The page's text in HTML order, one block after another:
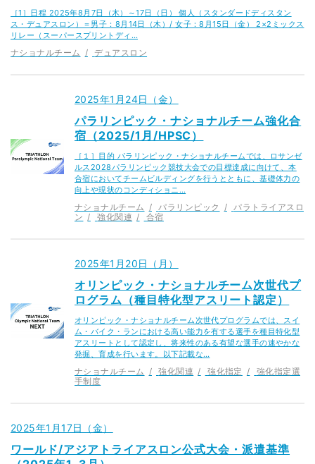
［1］日程 2025年8月7日（木）～17日（日） 個人（スタンダードディスタン
ス・デュアスロン）＝男子：8月14日（木）/ 女子：8月15日（金） 2×2ミックス
リレー（スーパースプリントディ…
ナショナルチーム デュアスロン
2025年1月24日（金）
パラリンピック・ナショナルチーム強化合
宿（2025/1月/HPSC）
［１］目的 パラリンピック・ナショナルチームでは、ロサンゼ
ルス2028パラリンピック競技大会での目標達成に向けて、本
合宿においてチームビルディングを行うとともに、基礎体力の
向上や現状のコンディショニ…
ナショナルチーム パラリンピック
パラトライアスロ
ン
強化関連 合宿
2025年1月20日（月）
オリンピック・ナショナルチーム次世代プ
ログラム（種目特化型アスリート認定）
オリンピック・ナショナルチーム次世代プログラムでは、スイ
ム・バイク・ランにおける高い能力を有する選手を種目特化型
アスリートとして認定し、将来性のある有望な選手の速やかな
発掘、育成を行います。以下記載な…
ナショナルチーム 強化関連 強化指定
強化指定選
手制度
2025年1月17日（金）
ワールド/アジアトライアスロン公式大会・派遣基準